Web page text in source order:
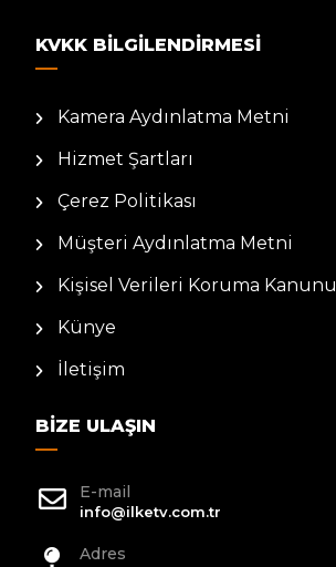
KVKK BILGILENDIRMESI
Kamera Aydınlatma Metni
Hizmet Şartları
Çerez Politikası
Müşteri Aydınlatma Metni
Kişisel Verileri Koruma Kanunu
Künye
İletişim
BIZE ULAŞIN
E-mail
info@ilketv.com.tr
Adres